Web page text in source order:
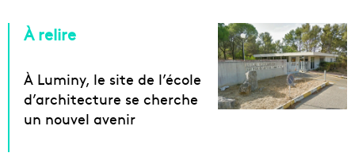
À relire
À Luminy, le site de l’école
d’architecture se cherche
un nouvel avenir